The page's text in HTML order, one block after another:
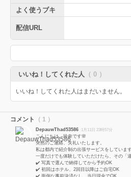
よく使うブキ
配信URL
いいね！してくれた人 （ 0 ）
いいね！してくれた人はまだいません。
コメント （ 1 ）
DepauwThad53586 1月11日 23時57分
こんにちは、玲奈です🌸
突然のご連絡、失礼いたします。
私は都内で紹介制の出張サービスをしています
一度だけでも体験していただけたら、その「
✔️ 写真で選んで納得してから予約OK
✔️ 初回はホテル、2回目以降はご自宅OK
✔️ 面倒な事前決済なし、当日現金でOK